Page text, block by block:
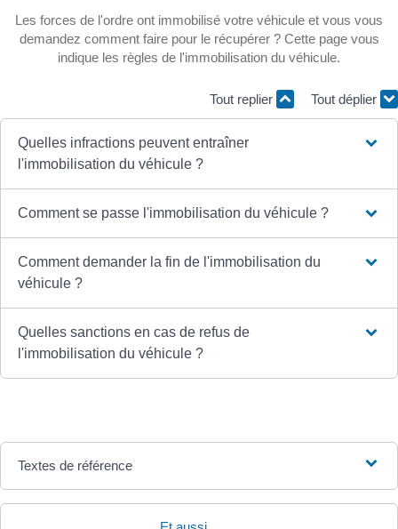
Les forces de l'ordre ont immobilisé votre véhicule et vous vous
demandez comment faire pour le récupérer ? Cette page vous
indique les règles de l'immobilisation du véhicule.
Tout replier Tout déplier
Quelles infractions peuvent entraîner
l'immobilisation du véhicule ?
Comment se passe l'immobilisation du véhicule ?
Comment demander la fin de l'immobilisation du
véhicule ?
Quelles sanctions en cas de refus de
l'immobilisation du véhicule ?
Textes de référence